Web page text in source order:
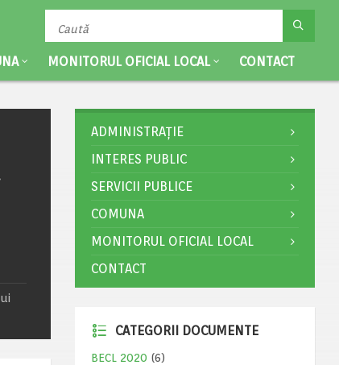
MONITORUL OFICIAL LOCAL CONTACT
ADMINISTRAȚIE
INTERES PUBLIC
SERVICII PUBLICE
COMUNA
MONITORUL OFICIAL LOCAL
CONTACT
CATEGORII DOCUMENTE
BECL 2020 (6)